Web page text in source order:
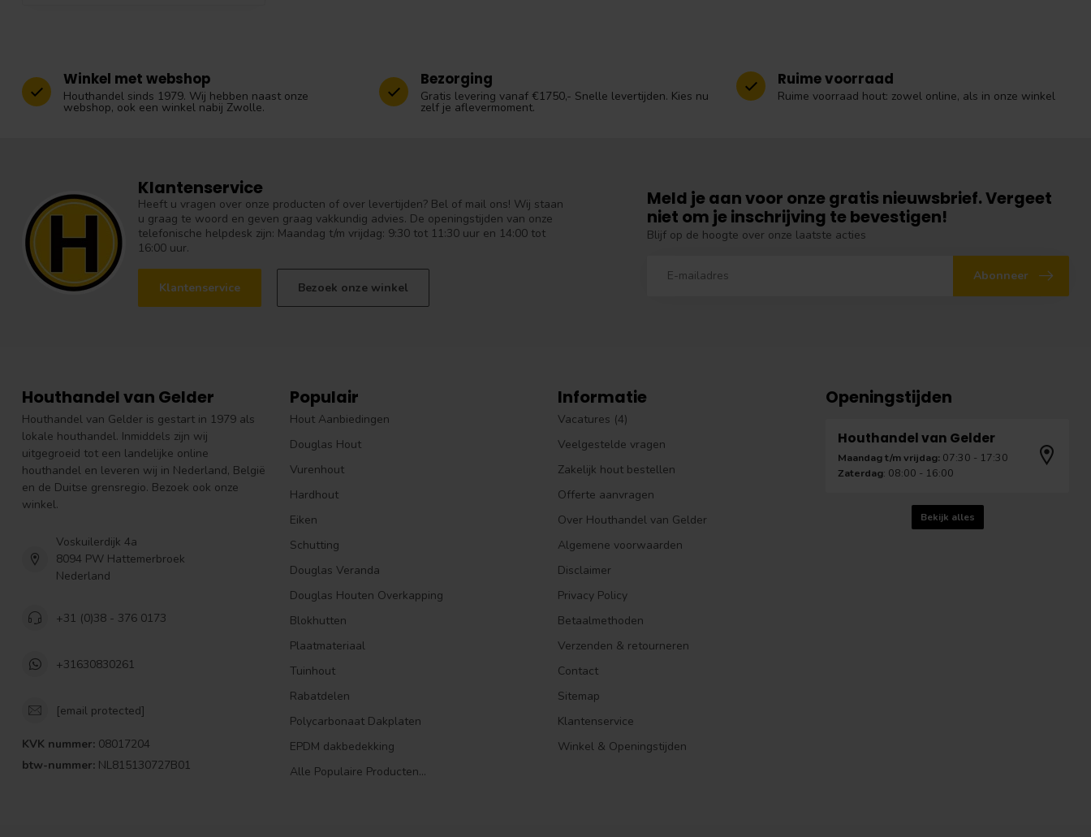
Winkel met webshop
Houthandel sinds 1979. Wij hebben naast onze
webshop, ook een winkel nabij Zwolle.
Bezorging
Gratis levering vanaf €1750,- Snelle levertijden. Kies nu
zelf je aflevermoment.
Ruime voorraad
Ruime voorraad hout: zowel online, als in onze winkel
Klantenservice
Heeft u vragen over onze producten of over levertijden? Bel of mail ons! Wij staan
u graag te woord en geven graag vakkundig advies. De openingstijden van onze
telefonische helpdesk zijn: Maandag t/m vrijdag: 9:30 tot 11:30 uur en 14:00 tot
16:00 uur.
Klantenservice Bezoek onze winkel
Meld je aan voor onze gratis nieuwsbrief. Vergeet
niet om je inschrijving te bevestigen!
Blijf op de hoogte over onze laatste acties
Abonneer
Houthandel van Gelder
Houthandel van Gelder is gestart in 1979 als
lokale houthandel. Inmiddels zijn wij
uitgegroeid tot een landelijke online
houthandel en leveren wij in Nederland, België
en de Duitse grensregio. Bezoek ook onze
winkel.
Voskuilerdijk 4a
8094 PW Hattemerbroek
Nederland
+31 (0)38 - 376 0173
+31630830261
[email protected]
KVK nummer: 08017204
btw-nummer: NL815130727B01
Populair
Hout Aanbiedingen
Douglas Hout
Vurenhout
Hardhout
Eiken
Schutting
Douglas Veranda
Douglas Houten Overkapping
Blokhutten
Plaatmateriaal
Tuinhout
Rabatdelen
Polycarbonaat Dakplaten
EPDM dakbedekking
Alle Populaire Producten...
Informatie
Vacatures (4)
Veelgestelde vragen
Zakelijk hout bestellen
Offerte aanvragen
Over Houthandel van Gelder
Algemene voorwaarden
Disclaimer
Privacy Policy
Betaalmethoden
Verzenden & retourneren
Contact
Sitemap
Klantenservice
Winkel & Openingstijden
Openingstijden
Houthandel van Gelder
Maandag t/m vrijdag: 07:30 - 17:30
Zaterdag: 08:00 - 16:00
Bekijk alles